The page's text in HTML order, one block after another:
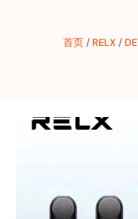
首页 / RELX /